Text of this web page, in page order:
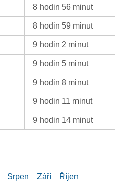
8 hodin 56 minut
8 hodin 59 minut
9 hodin 2 minut
9 hodin 5 minut
9 hodin 8 minut
9 hodin 11 minut
9 hodin 14 minut
Srpen Září
Říjen